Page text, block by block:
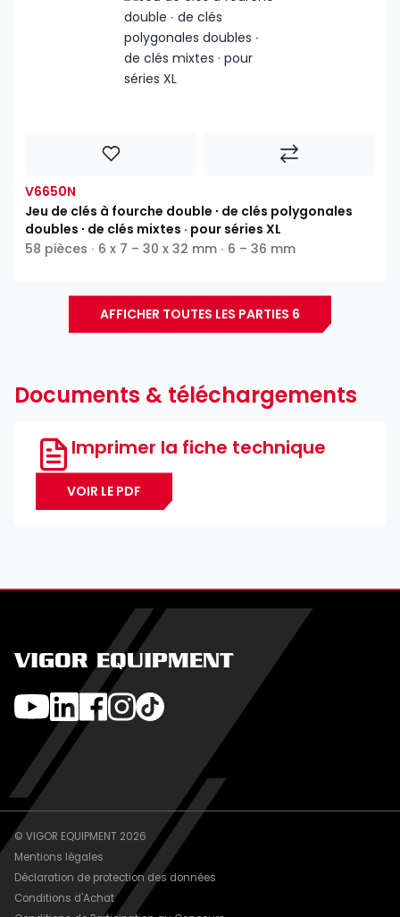
V6650N
Jeu de clés à fourche double ∙ de clés polygonales
doubles ∙ de clés mixtes · pour séries XL
58 pièces ∙ 6 x 7 – 30 x 32 mm ∙ 6 – 36 mm
AFFICHER TOUTES LES PARTIES 6
Documents & téléchargements
Imprimer la fiche technique
VOIR LE PDF
VIGOR EQUIPMENT
© VIGOR EQUIPMENT 2026
Mentions légales
Déclaration de protection des données
Conditions d'Achat